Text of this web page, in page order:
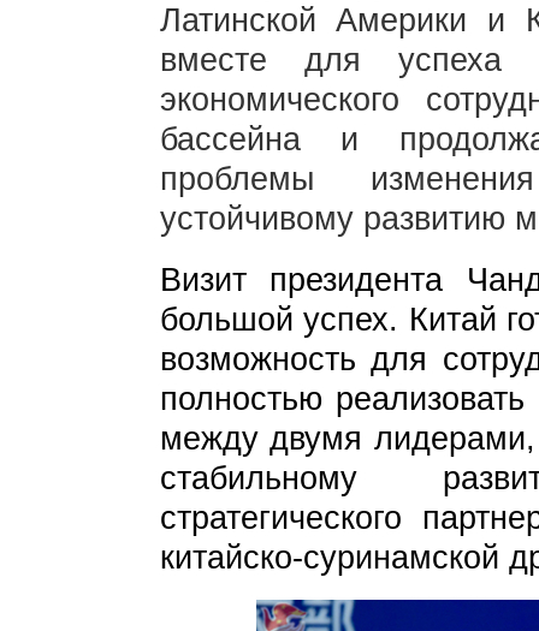
Латинской Америки и
вместе для успеха
экономического
бассейна и
проблемы
устойчивому развитию
Визит президента
большой успех. Китай
возможность для
полностью
между двумя лидерами,
стабильному
стратегического
китайско-суринамской